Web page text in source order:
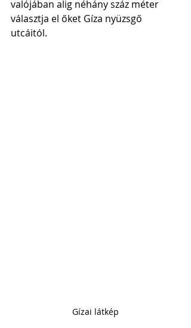
valójában alig néhány száz méter
választja el őket Gíza nyüzsgő
utcáitól.
Gízai látkép